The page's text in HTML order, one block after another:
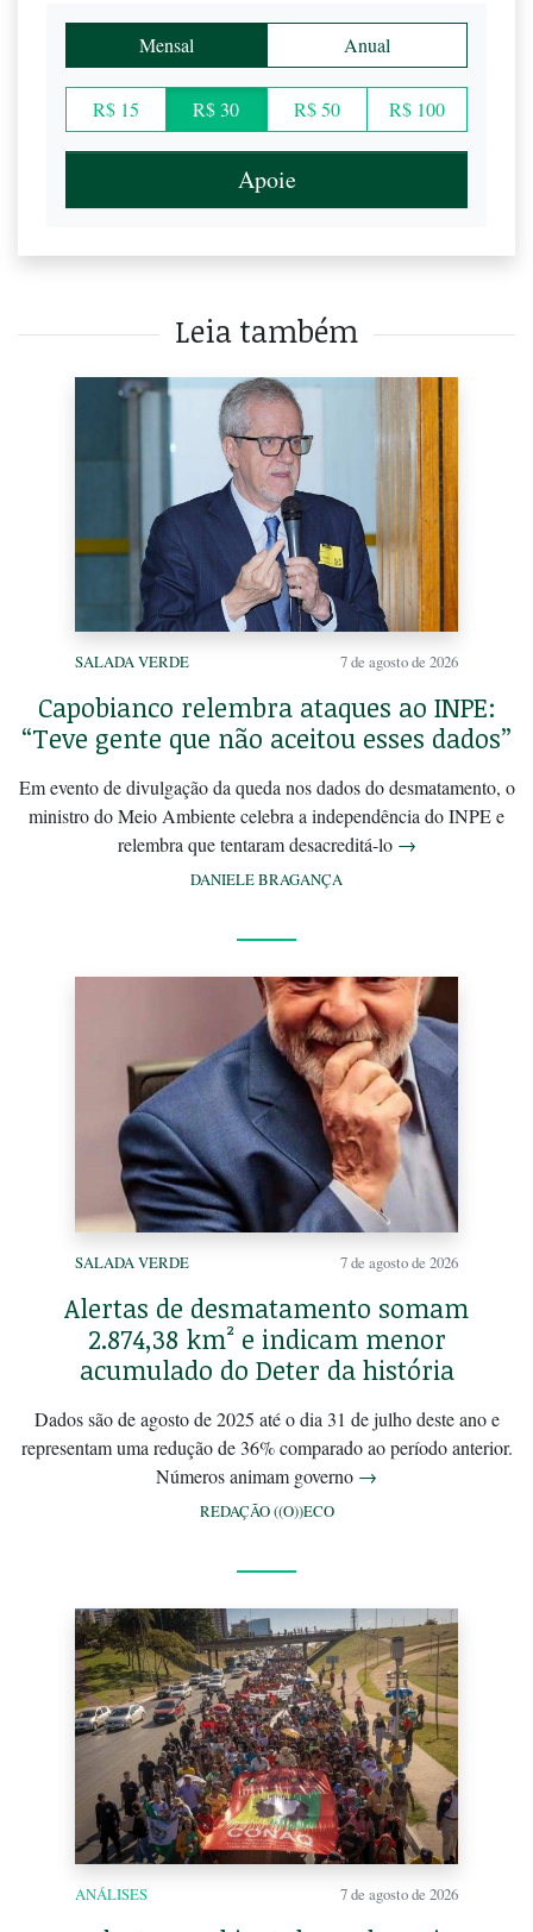
Mensal Anual
R$ 15 R$ 30 R$ 50 R$ 100
Apoie
Leia também
SALADA VERDE 7 de agosto de 2026
Capobianco relembra ataques ao INPE:
“Teve gente que não aceitou esses dados”
Em evento de divulgação da queda nos dados do desmatamento, o
ministro do Meio Ambiente celebra a independência do INPE e
relembra que tentaram desacreditá-lo →
DANIELE BRAGANÇA
SALADA VERDE 7 de agosto de 2026
Alertas de desmatamento somam
2.874,38 km² e indicam menor
acumulado do Deter da história
Dados são de agosto de 2025 até o dia 31 de julho deste ano e
representam uma redução de 36% comparado ao período anterior.
Números animam governo →
REDAÇÃO ((O))ECO
ANÁLISES 7 de agosto de 2026